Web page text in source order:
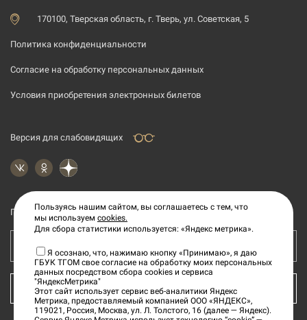
170100, Тверская область, г. Тверь, ул. Советская, 5
Политика конфиденциальности
Согласие на обработку персональных данных
Условия приобретения электронных билетов
Версия для слабовидящих
Подпишитесь на рассылку новостей
Ваш e-mail адрес
КУПИТЬ БИЛЕТ
Пользуясь нашим сайтом, вы соглашаетесь с тем, что
мы используем cookies.
Для сбора статистики используется: «Яндекс метрика».
Я осознаю, что, нажимаю кнопку «Принимаю», я даю
ГБУК ТГОМ свое согласие на обработку моих персональных
данных посредством сбора cookies и сервиса
"ЯндексМетрика"
Этот сайт использует сервис веб-аналитики Яндекс
Метрика, предоставляемый компанией ООО «ЯНДЕКС»,
119021, Россия, Москва, ул. Л. Толстого, 16 (далее — Яндекс).